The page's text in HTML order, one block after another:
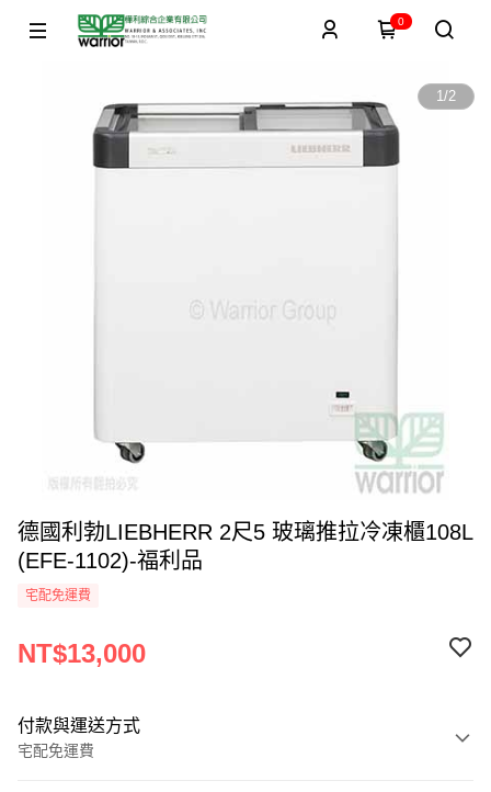
0
1/2
德國利勃LIEBHERR 2尺5 玻璃推拉冷凍櫃108L
(EFE-1102)-福利品
宅配免運費
NT$13,000
付款與運送方式
宅配免運費